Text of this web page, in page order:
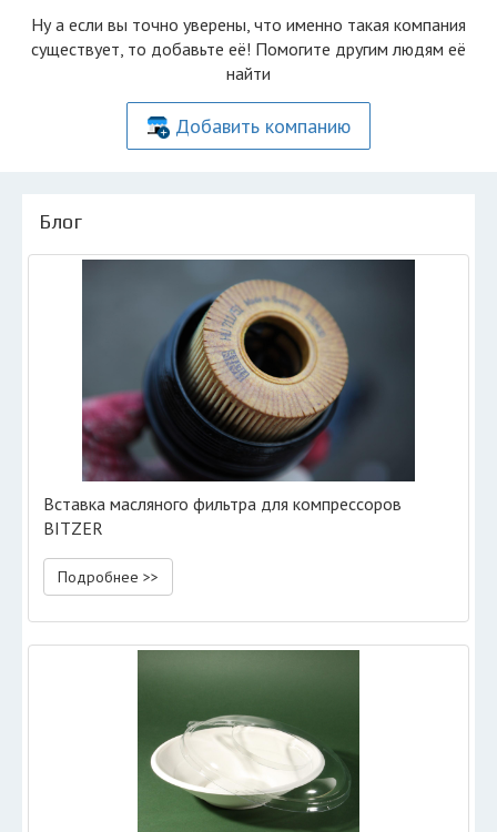
Ну а если вы точно уверены, что именно такая компания
существует, то добавьте её! Помогите другим людям её
найти
Добавить компанию
Блог
Вставка масляного фильтра для компрессоров
BITZER
Подробнее >>